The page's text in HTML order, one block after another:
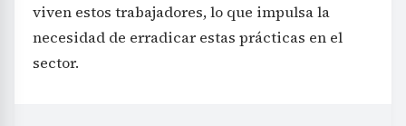
viven estos trabajadores, lo que impulsa la
necesidad de erradicar estas prácticas en el
sector.